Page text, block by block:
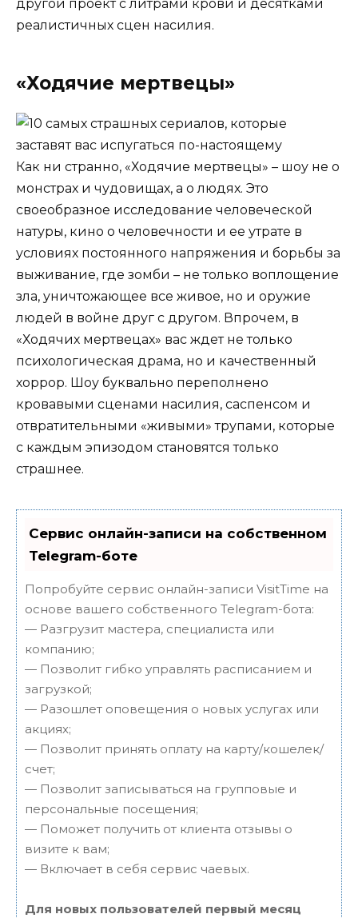
другой проект с литрами крови и десятками
реалистичных сцен насилия.
«Ходячие мертвецы»
Как ни странно, «Ходячие мертвецы» – шоу не о
монстрах и чудовищах, а о людях. Это
своеобразное исследование человеческой
натуры, кино о человечности и ее утрате в
условиях постоянного напряжения и борьбы за
выживание, где зомби – не только воплощение
зла, уничтожающее все живое, но и оружие
людей в войне друг с другом. Впрочем, в
«Ходячих мертвецах» вас ждет не только
психологическая драма, но и качественный
хоррор. Шоу буквально переполнено
кровавыми сценами насилия, саспенсом и
отвратительными «живыми» трупами, которые
с каждым эпизодом становятся только
страшнее.
Сервис онлайн-записи на собственном
Telegram-боте
Попробуйте сервис онлайн-записи VisitTime на
основе вашего собственного Telegram-бота:
— Разгрузит мастера, специалиста или
компанию;
— Позволит гибко управлять расписанием и
загрузкой;
— Разошлет оповещения о новых услугах или
акциях;
— Позволит принять оплату на карту/кошелек/
счет;
— Позволит записываться на групповые и
персональные посещения;
— Поможет получить от клиента отзывы о
визите к вам;
— Включает в себя сервис чаевых.
Для новых пользователей первый месяц